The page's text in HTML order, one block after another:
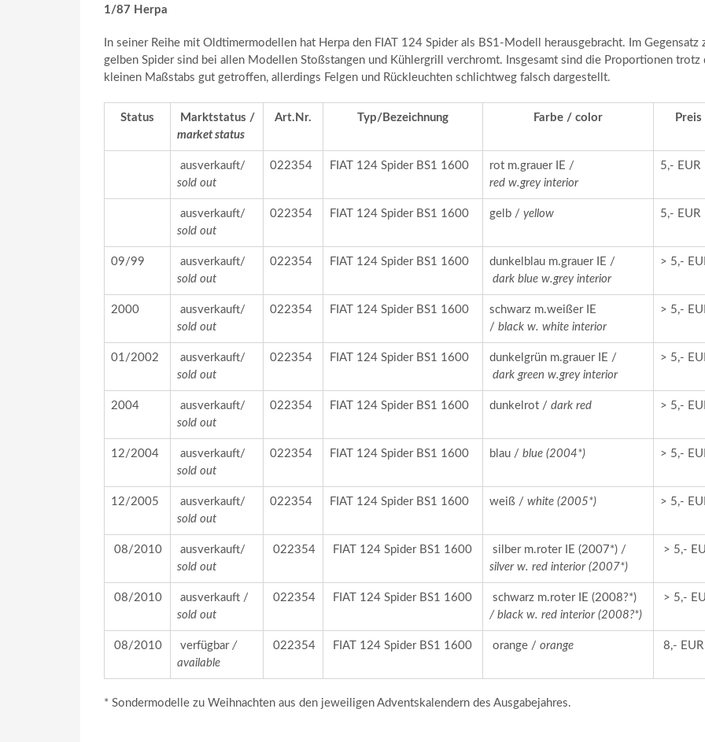
1/87 Herpa
In seiner Reihe mit Oldtimermodellen hat Herpa den FIAT 124 Spider als BS1-Modell herausgebracht. Im Gegensatz
gelben Spider sind bei allen Modellen Stoßstangen und Kühlergrill verchromt. Insgesamt sind die Proportionen trotz
kleinen Maßstabs gut getroffen, allerdings Felgen und Rückleuchten schlichtweg falsch dargestellt.
Status
Marktstatus /
market status
Art.Nr. Typ/Bezeichnung Farbe / color Preis
ausverkauft/
sold out
022354 FIAT 124 Spider BS1 1600
rot m.grauer IE /
red w.grey interior
5,- EUR
ausverkauft/
sold out
022354 FIAT 124 Spider BS1 1600 gelb /yellow 5,- EUR
09/99
ausverkauft/
sold out
022354 FIAT 124 Spider BS1 1600
dunkelblau m.grauer IE /
dark blue w.grey interior
> 5,-
2000
ausverkauft/
sold out
022354 FIAT 124 Spider BS1 1600
schwarz m.weißer IE
/black w. white interior
> 5,-
01/2002
ausverkauft/
sold out
022354 FIAT 124 Spider BS1 1600
dunkelgrün m.grauer IE /
dark green w.grey interior
> 5,-
2004
ausverkauft/
sold out
022354 FIAT 124 Spider BS1 1600 dunkelrot /dark red > 5,-
12/2004
ausverkauft/
sold out
022354 FIAT 124 Spider BS1 1600 blau /blue (2004*) > 5,-
12/2005
ausverkauft/
sold out
022354 FIAT 124 Spider BS1 1600 weiß /white (2005*) > 5,-
08/2010
ausverkauft/
sold out
022354 FIAT 124 Spider BS1 1600
silber m.roter IE (2007*) /
silver w. red interior (2007*)
> 5,-
08/2010
ausverkauft /
sold out
022354 FIAT 124 Spider BS1 1600
schwarz m.roter IE (2008?*)
/ black w. red interior (2008?*)
> 5,-
08/2010 verfügbar/
available
022354 FIAT 124 Spider BS1 1600 orange /orange 8,- EUR
* Sondermodelle zu Weihnachten aus den jeweiligen Adventskalendern des Ausgabejahres.